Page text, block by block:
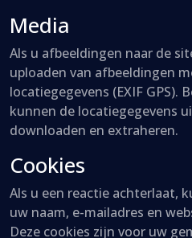
Media
Als u afbeeldingen naar de
uploaden van afbeeldingen
locatiegegevens (EXIF GPS).
kunnen de locatiegegevens
downloaden en extraheren.
Cookies
Als u een reactie achterlaat,
uw naam, e-mailadres en
Deze cookies zijn voor uw